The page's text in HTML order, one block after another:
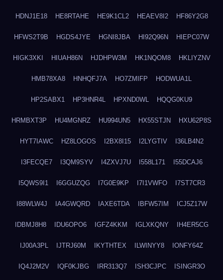
HDNJ1E18 HE8RTAHE HE9K1CL2 HEAEV8I2 HF86Y2G8
HFWS2T9B HGDS4JYE HGNI8JBA HI92Q96N HIEPC07W
HIGK3XKI HIUAH86N HJDHPW3M HK1NQOM8 HKLIYZNV
HMB78XA8 HNHQFJ7A HO7ZMIFP HODWUA1L
HP2SABX1 HP3HNR4L HPXND0WL HQQG0KU9
HRMBXT3P HU4MGNRZ HU994UN5 HX55STJN HXU62P8S
HYT7IAWC HZ8LOGOS I2BX8I15 I2LYGTIV I36LB4N2
I3FECQE7 I3QM9SYV I4ZXVJ7U I558L171 I55DCAJ6
I5QWS9I1 I6GGUZQG I7G0E9KP I7I1VWFO I7ST7CR3
I88WLW4J IA4GWQRD IAXE6TDA IBFW57IM ICJ5Z17W
IDBMJ8H8 IDU6OPO6 IGFZ4KKM IGLXKQNY IH4ER5CG
IJ00A3PL IJTRJ60M IKYTHTEX ILWINYY8 IONFY64Z
IQ4J2M2V IQF0KJBG IRR313Q7 ISH3CJPC ISINGR3O